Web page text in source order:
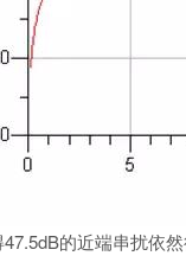
的近端串扰依